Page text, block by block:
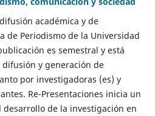
académica y de
de Periodismo de la Universidad
es semestral y está
y generación de
por investigadoras (es) y
Re-Presentaciones inicia un
de la investigación en